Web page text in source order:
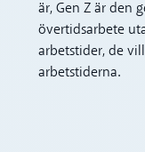
är, Gen Z är den
övertidsarbete
arbetstider, de
arbetstiderna.